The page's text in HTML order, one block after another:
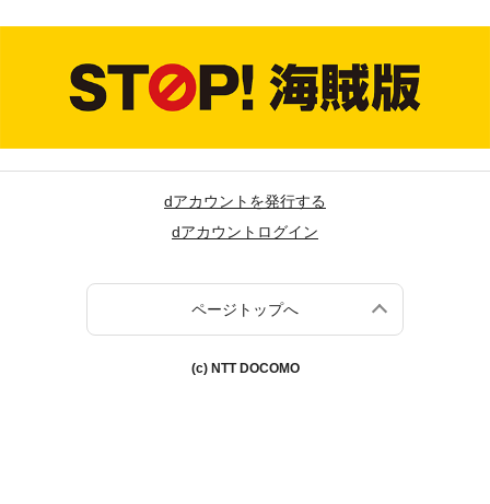
dアカウントを発行する
dアカウントログイン
ページトップへ
(c) NTT DOCOMO